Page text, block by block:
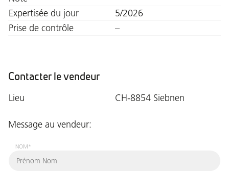
Expertisée du jour
5/2026
Prise de contrôle
–
Contacter le vendeur
Lieu CH-8854 Siebnen
Message au vendeur:
NOM*